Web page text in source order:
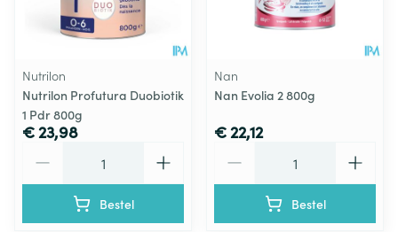
Nutrilon
Nutrilon Profutura Duobiotik
1 Pdr 800g
€ 23,98
Bestel
Nan
Nan Evolia 2 800g
€ 22,12
Bestel